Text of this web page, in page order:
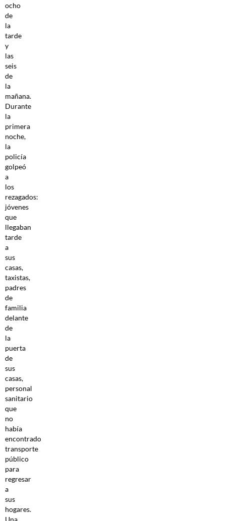
ocho
de
la
tarde
y
las
seis
de
la
mañana.
Durante
la
primera
noche,
la
policía
golpeó
a
los
rezagados:
jóvenes
que
llegaban
tarde
a
sus
casas,
taxistas,
padres
de
familia
delante
de
la
puerta
de
sus
casas,
personal
sanitario
que
no
había
encontrado
transporte
público
para
regresar
a
sus
hogares.
Una